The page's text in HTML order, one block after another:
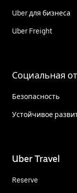
Uber для бизнеса
Uber Freight
Социальная
Безопасность
Устойчивое
Uber Travel
Reserve